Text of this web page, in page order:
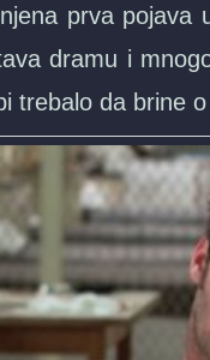
prva
dramu i
trebalo da brine